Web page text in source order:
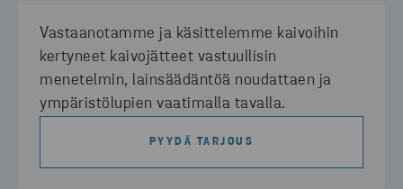
Vastaanotamme ja käsittelemme kaivoihin
kertyneet kaivojätteet vastuullisin
menetelmin, lainsäädäntöä noudattaen ja
ympäristölupien vaatimalla tavalla.
PYYDÄ TARJOUS